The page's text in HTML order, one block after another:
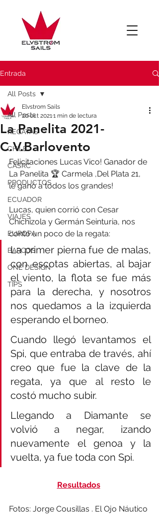
Entrada
All Posts
REGATAS
CHILE
CASRC
PRODUCTOS
ECUADOR
VIAJES
EUROPA
BARCOS
ONE DESIGN
TIPS
All Posts
La Panelita 2021-
C.V.Barlovento
Elvstrom Sails
20 oct 20211 min de lectura
Felicitaciones Lucas Vico! Ganador de
La Panelita 🏆 Carmela ,Del Plata 21,
le ganó a todos los grandes!
Lucas, quien corrió con Cesar
Chichizola y Germán Seinturia, nos
contó un poco de la regata:
La primer pierna fue de malas,
con escotas abiertas, al bajar
el viento, la flota se fue más
para la derecha, y nosotros
nos quedamos a la izquierda
esperando el borneo.
Cuando llegó levantamos el
Spi, que entraba de través, ahí
creo que fue la clave de la
regata, ya que al resto le
costó mucho subir.
Llegando a Diamante se
volvió a negar, izando
nuevamente el genoa y la
vuelta, ya fue toda con Spi.
Resultados
Fotos: Jorge Cousillas . El Ojo Náutico